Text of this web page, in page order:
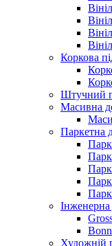
Коркова
Штучний
Масивна
Паркетна
Художній